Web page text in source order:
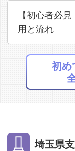
【初心者必
用と流れ
初め
埼玉県